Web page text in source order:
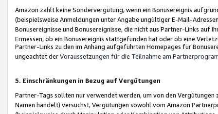
Amazon zahlt keine Sondervergütung, wenn ein Bonusereignis
(beispielsweise Anmeldungen unter Angabe ungültiger E-Mail-
Bonusereignisse und Bonusereignisse, die nicht aus Partner-Links auf
Ermessen, ob ein Bonusereignis stattgefunden hat oder ob eine
Partner-Links zu den im Anhang aufgeführten Homepages für
ungeachtet derVoraussetzungen für die Teilnahme am
5. Einschränkungen in Bezug auf Vergütungen
Partner-Tags sollten nur verwendet werden, um von den
Namen handelt) versuchst, Vergütungen sowohl vom Amazon